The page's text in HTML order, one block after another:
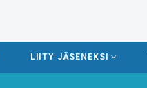
LIITY JÄSENEKSI